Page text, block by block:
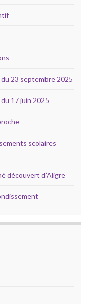
23 septembre 2025
17 juin 2025
scolaires
découvert d’Aligre